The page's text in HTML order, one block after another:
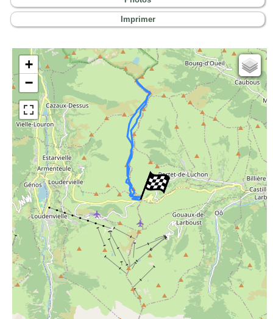
Imprimer
+
−
Cartes IGN
Open Topo Map
Open Street Map
ESRI Word Imagery
Photographies aériennes